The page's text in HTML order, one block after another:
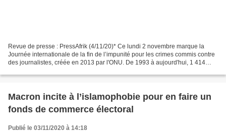
Revue de presse : PressAfrik (4/11/20)* Ce lundi 2 novembre marque la
Journée internationale de la fin de l’impunité pour les crimes commis contre
des journalistes, créée en 2013 par l'ONU. De 1993 à aujourd'hui, 1 414
Macron incite à l’islamophobie pour en faire un
fonds de commerce électoral
Publié le 03/11/2020 à 14:18